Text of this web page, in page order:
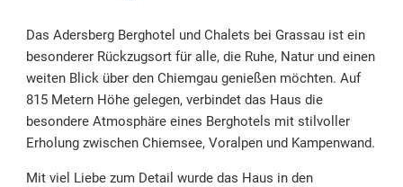
Das Adersberg Berghotel und Chalets bei Grassau ist ein
besonderer Rückzugsort für alle, die Ruhe, Natur und einen
weiten Blick über den Chiemgau genießen möchten. Auf
815 Metern Höhe gelegen, verbindet das Haus die
besondere Atmosphäre eines Berghotels mit stilvoller
Erholung zwischen Chiemsee, Voralpen und Kampenwand.
Mit viel Liebe zum Detail wurde das Haus in den